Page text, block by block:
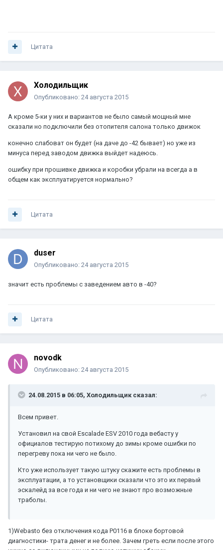
Цитата
Холодильщик
Опубликовано: 24 августа 2015
А кроме 5-ки у них и вариантов не было самый мощный мне
сказали но подключили без отопителя салона только движок
конечно слабоват он будет (на даче до -42 бывает) но уже из
минуса перед заводом движка выйдет надеюсь.
ошибку при прошивке движка и коробки убрали на всегда а в
общем как эксплуатируется нормально?
Цитата
duser
Опубликовано: 24 августа 2015
значит есть проблемы с заведением авто в -40?
Цитата
novodk
Опубликовано: 24 августа 2015
24.08.2015 в 06:05, Холодильщик сказал:
Всем привет.
Установил на свой Escalade ESV 2010 года вебасту у
официалов тестирую потихому до зимы кроме ошибки по
перегреву пока ни чего не было.
Кто уже использует такую штуку скажите есть проблемы в
эксплуатации, а то установщики сказали что это их первый
эскалейд за все года и ни чего не знают про возможные
траболы.
1)Webasto без отключения кода P0116 в блоке бортовой
диагностики- трата денег и не более. Зачем греть если после этого